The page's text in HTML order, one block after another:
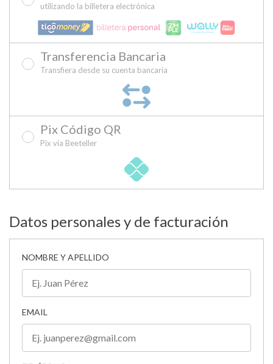
utilizando la billetera electrónica
Transferencia Bancaria
Transfiera desde su cuenta bancaria
Pix Código QR
Pix via Beeteller
Datos personales y de facturación
NOMBRE Y APELLIDO
EMAIL